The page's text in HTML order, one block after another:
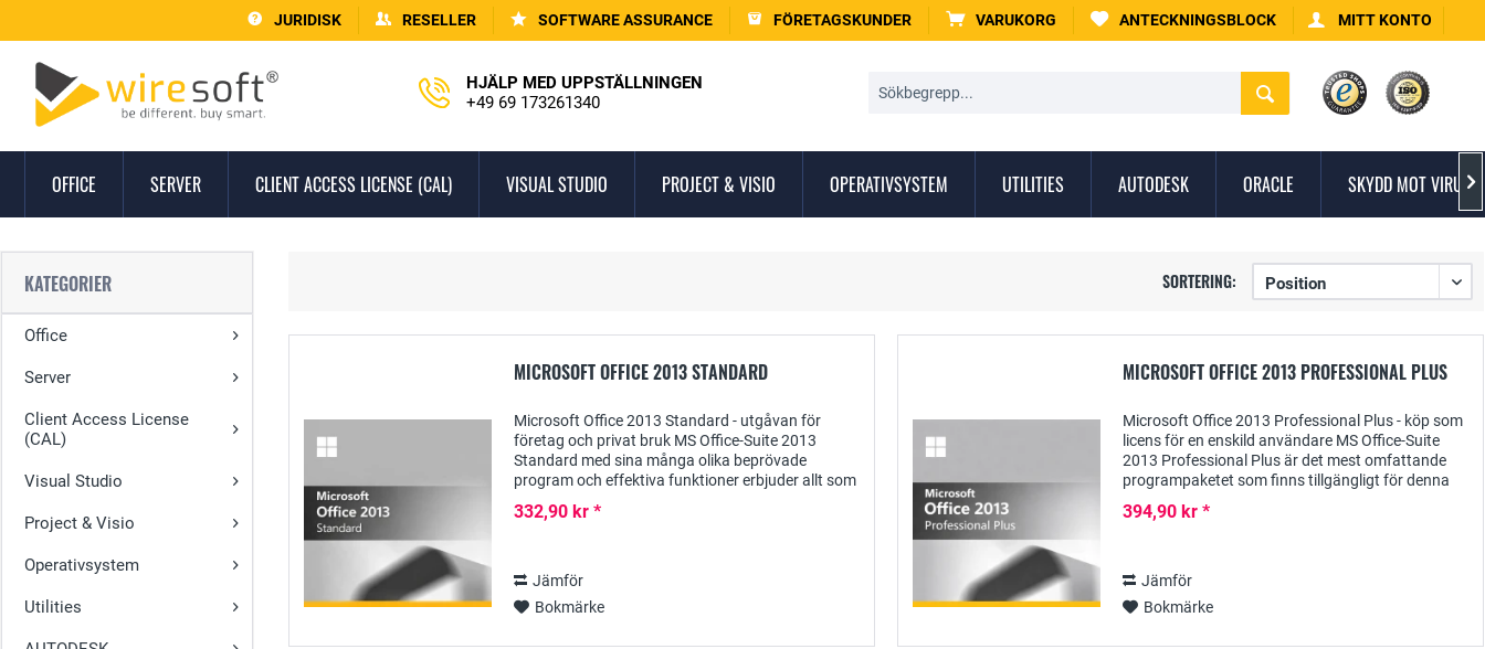
JURIDISK RESELLER SOFTWARE ASSURANCE FÖRETAGSKUNDER VARUKORG ANTECKNINGSBLOCK MITT KONTO
HJÄLP MED UPPSTÄLLNINGEN
+49 69 173261340
OFFICE SERVER CLIENT ACCESS LICENSE (CAL) VISUAL STUDIO PROJECT & VISIO OPERATIVSYSTEM UTILITIES AUTODESK ORACLE SKYDD MOT VIRUS
KATEGORIER
Office
Server
Client Access License
(CAL)
Visual Studio
Project & Visio
Operativsystem
Utilities
SORTERING:
MICROSOFT OFFICE 2013 STANDARD
Microsoft Office 2013 Standard - utgåvan för
företag och privat bruk MS Office-Suite 2013
Standard med sina många olika beprövade
program och effektiva funktioner erbjuder allt som
de...
332,90 kr *
Jämför
Bokmärke
MICROSOFT OFFICE 2013 PROFESSIONAL PLUS
Microsoft Office 2013 Professional Plus - köp som
licens för en enskild användare MS Office-Suite
2013 Professional Plus är det mest omfattande
programpaketet som finns tillgängligt för denna
394,90 kr *
Jämför
Bokmärke